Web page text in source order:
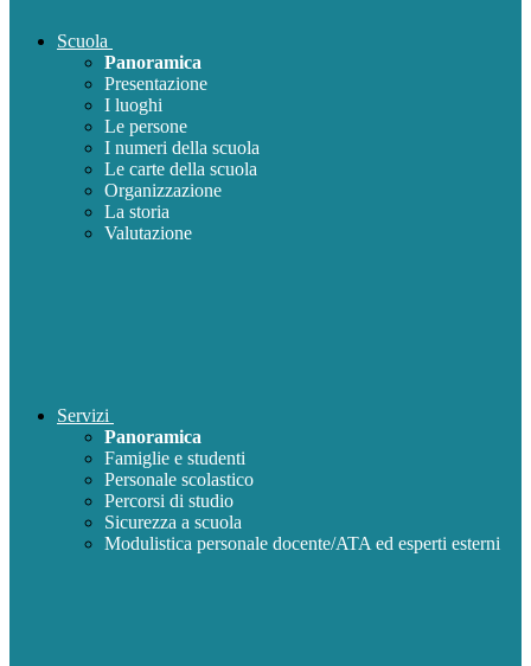
Scuola
Panoramica
Presentazione
I luoghi
Le persone
I numeri della scuola
Le carte della scuola
Organizzazione
La storia
Valutazione
Servizi
Panoramica
Famiglie e studenti
Personale scolastico
Percorsi di studio
Sicurezza a scuola
Modulistica personale docente/ATA ed esperti esterni